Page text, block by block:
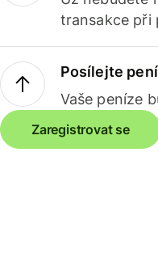
transakce při
Posílejte
Vaše peníze
Zaregistrovat se